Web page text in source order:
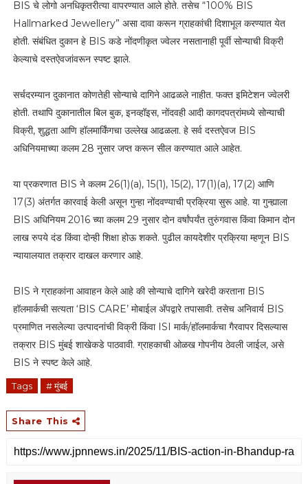
BIS चे लोगो अनधिकृतरीत्या वापरण्यात आले होते. तसेच “100% BIS
Hallmarked Jewellery” असा दावा करून ग्राहकांची दिशाभूल करण्यात येत
होती. संबंधित दुकान हे BIS कडे नोंदणीकृत ज्वेलर नसतानाही पूर्वी सोन्याची विक्री
केल्याचे दस्तऐवजांवरून स्पष्ट झाले.
सर्चदरम्यान दुकानात कोणतेही सोन्याचे दागिने आढळले नाहीत. फक्त इमिटेशन ज्वेलरी
होती. तथापि दुकानातील बिल बुक, इनव्हॉइस, नोंदवही आदी कागदपत्रांमध्ये सोन्याची
विक्री, शुद्धता आणि हॉलमार्किंगचा उल्लेख आढळला. हे सर्व दस्तऐवज BIS
अधिनियमाच्या कलम 28 नुसार जप्त करून सील करण्यात आले आहेत.
या प्रकरणात BIS ने कलम 26(1)(a), 15(1), 15(2), 17(1)(a), 17(2) आणि
17(3) अंतर्गत कारवाई केली असून गुन्हा नोंदवण्याची प्रक्रिया सुरू आहे. या गुन्ह्याला
BIS अधिनियम 2016 च्या कलम 29 नुसार दोन वर्षांपर्यंत तुरुंगवास किंवा किमान दोन
लाख रुपये दंड किंवा दोन्ही शिक्षा होऊ शकते. पुढील कायदेशीर प्रक्रिया म्हणून BIS
न्यायालयात तक्रार दाखल करणार आहे.
BIS ने ग्राहकांना आवाहन केले आहे की सोन्याचे दागिने खरेदी करताना BIS
हॉलमार्कची सत्यता ‘BIS CARE’ मोबाईल अ‍ॅपद्वारे तपासावी. तसेच अनिवार्य BIS
प्रमाणित नसलेल्या उत्पादनांची विक्री किंवा ISI मार्क/हॉलमार्कचा गैरवापर दिसल्यास
तक्रार BIS मुंबई शाखेकडे पाठवावी. ग्राहकाची ओळख गोपनीय ठेवली जाईल, असे
BIS ने स्पष्ट केले आहे.
Tags # मुंबई
Share This